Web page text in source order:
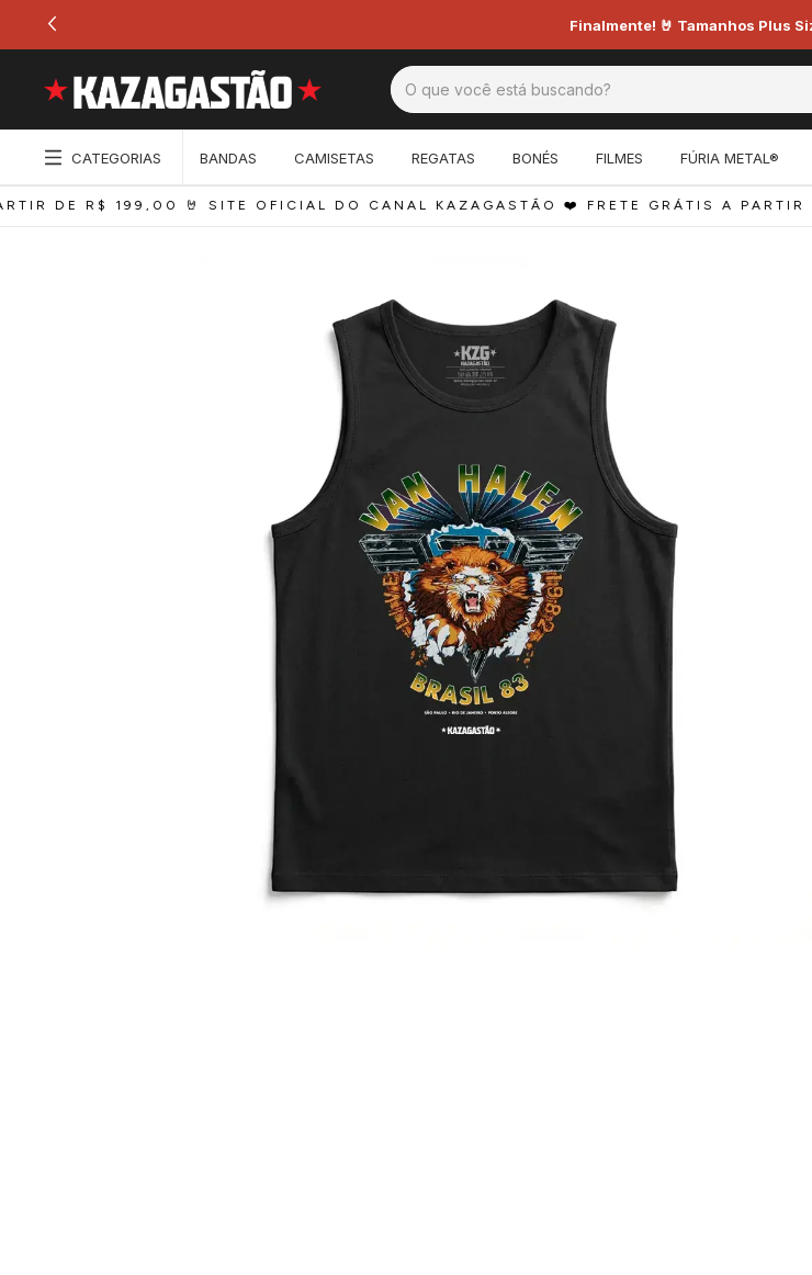
Finalmente! 🤘 Tamanhos Plus
CATEGORIAS BANDAS CAMISETAS REGATAS BONÉS FILMES FÚRIA METAL®
DE R$ 199,00 🤘 SITE OFICIAL DO CANAL KAZAGASTÃO ❤️ FRETE GRÁTIS A PARTIR